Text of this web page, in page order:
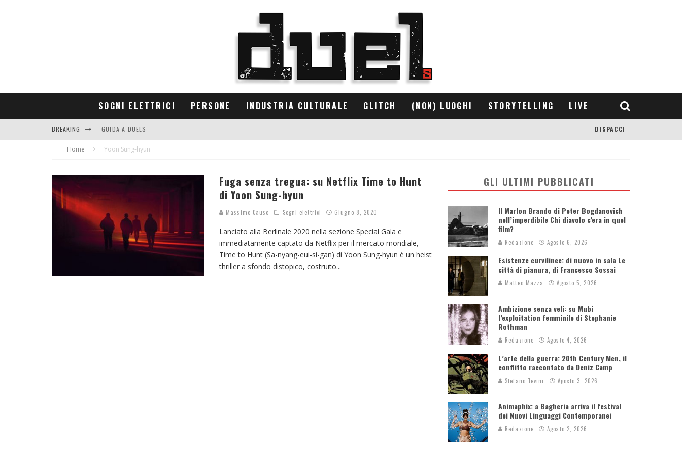
SOGNI ELETTRICI PERSONE INDUSTRIA CULTURALE GLITCH (NON) LUOGHI STORYTELLING LIVE
BREAKING GUIDA A DUELS
CONTRIBUTORS
DISPACCI
Home Yoon Sung-hyun
Fuga senza tregua: su Netflix Time to Hunt
di Yoon Sung-hyun
Massimo Causo Sogni elettrici Giugno 8, 2020
Lanciato alla Berlinale 2020 nella sezione Special Gala e
immediatamente captato da Netflix per il mercato mondiale,
Time to Hunt (Sa-nyang-eui-si-gan) di Yoon Sung-hyun è un heist
thriller a sfondo distopico, costruito...
GLI ULTIMI PUBBLICATI
Il Marlon Brando di Peter Bogdanovich
nell’imperdibile Chi diavolo c’era in quel
film?
Redazione Agosto 6, 2026
Esistenze curvilinee: di nuovo in sala Le
città di pianura, di Francesco Sossai
Matteo Mazza Agosto 5, 2026
Ambizione senza veli: su Mubi
l’exploitation femminile di Stephanie
Rothman
Redazione Agosto 4, 2026
L’arte della guerra: 20th Century Men, il
conflitto raccontato da Deniz Camp
Stefano Tevini Agosto 3, 2026
Animaphix: a Bagheria arriva il festival
dei Nuovi Linguaggi Contemporanei
Redazione Agosto 2, 2026